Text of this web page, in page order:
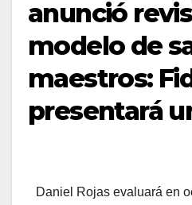
anunció
modelo de
maestros:
presentará
Daniel Rojas evaluará en